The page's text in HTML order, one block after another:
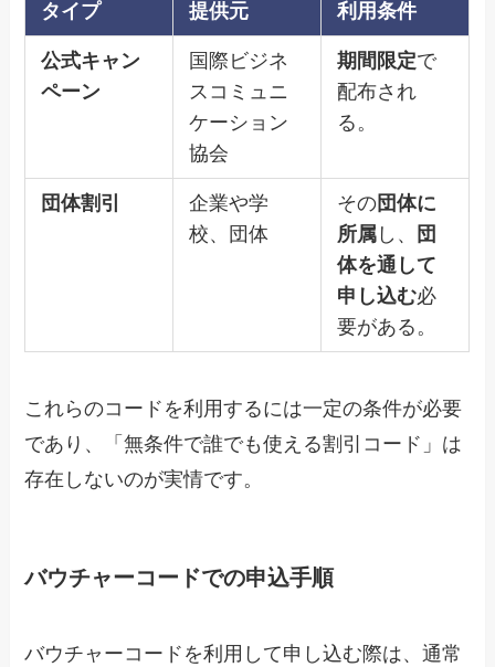
タイプ 提供元 利用条件
公式キャン
ペーン
国際ビジネ
スコミュニ
ケーション
協会
期間限定で
配布され
る。
団体割引
企業や学
校、団体
その団体に
所属し、
団
体を通して
申し込む必
要がある。
これらのコードを利用するには一定の条件が必要
であり、「無条件で誰でも使える割引コード」は
存在しないのが実情です。
バウチャーコードでの申込手順
バウチャーコードを利用して申し込む際は、通常